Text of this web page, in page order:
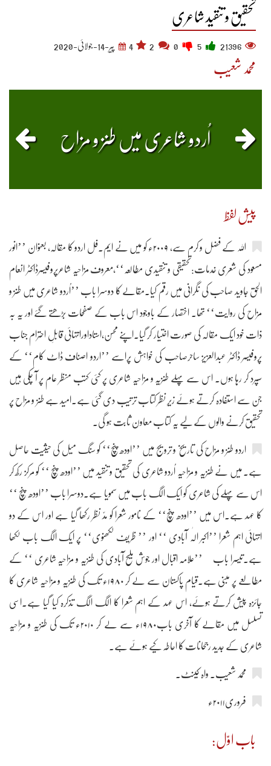
تحقیق و تنقید شاعری
21396
4 پیر-14-جولائی-2020
محمد شعیب
اُردو شاعری میں طنز و مزاح
پیش لفظ
اللہ کے فضل و کرم سے، ۲۰۰۹ء کو میں نے ایم۔فل اردو کا مقالہ، بعنوان ’’انور
مسعود کی شعری خدمات:تحقیقی و تنقیدی مطالعہ‘‘،معروف مزاحیہ شاعرپروفیسرڈاکٹر انعام
الحق جاوید صاحب کی نگرانی میں رقم کیا۔مقالے کا دوسرا باب ’’اُردو شاعری میں طنز و
مزاح کی روایت‘‘ تھا۔ اختصار کے باوجود اس باب کے صفحات بڑھتے گئے اور یہ بہ
ذات خود ایک مقالہ کی صورت اختیار کر گیا۔اپنے محسن،استاداورانتہائی قابلِ احترام جناب
پروفیسر ڈاکٹر عبدالعزیز ساحرصاحب کی خواہش پراسے ’’اردو اصناف ڈاٹ کام‘‘ کے
سپرد کر رہا ہوں۔ اس سے پہلے طنزیہ و مزاحیہ شاعری پر کئی کتب منظر عام پر آ چکی ہیں
جن سے استفادہ کرتے ہوئے زیرِ نظر کتاب ترتیب دی گئی ہے۔امید ہے طنز و مزاح پر
تحقیق کرنے والوں کے لیے یہ کتاب معاون ثابت ہو گی۔
اردو طنز و مزاح کی تاریخ و ترویج میں ’’اودھ پنچ‘‘ کو سنگ میل کی حیثیت حاصل
ہے۔ میں نے طنزیہ و مزاحیہ اُردو شاعری کی تحقیق و تنقید میں ’’اودھ پنچ ‘‘ کو مرکز رکھ کر
اس سے پہلے کی شاعری کو ایک الگ باب میں سمویا ہے۔دوسرا باب ’’اودھ پنچ ‘‘
کا عہد ہے۔اس میں ’’اودھ پنچ‘‘ کے نامور شعرا کو مدّ نظر رکھا گیا ہے اور اس کے دو
انتہائی اہم شعرا ’’اکبر الٰہ آبادی ‘‘ اور ’’ ظریف لکھنوی‘‘ پر ایک الگ باب لکھا
ہے۔تیسرا باب ’’علامہ اقبال اور جوش ملیح آبادی کی طنزیہ و مزاحیہ شاعری ‘‘ کے
مطالعے پر مبنی ہے۔قیام پاکستان سے لے کر ۱۹۸۰ء تک کی طنزیہ و مزاحیہ شاعری کا
جائزہ پیش کرتے ہوئے، اس عہد کے اہم شعرا کا الگ الگ تذکرہ کیا گیا ہے۔اسی
تسلسل میں مقالے کا آخری باب۱۹۸۰ء سے لے کر ۲۰۱۰ء تک کی طنزیہ و مزاحیہ
شاعری کے جدید رجحانات کا احاطہ کیے ہوئے ہے۔
محمد شعیب۔ واہ کینٹ۔
فروری۲۰۱۱ء
باب اوّل: